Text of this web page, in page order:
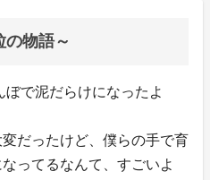
の物語～
ぼで泥だらけになったよ
変だったけど、僕らの手で育
ってるなんて、すごいよ